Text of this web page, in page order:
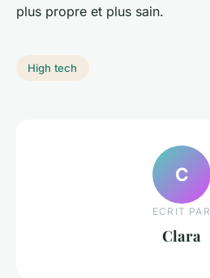
plus propre et plus sain.
High tech
C
ECRIT PAR
Clara